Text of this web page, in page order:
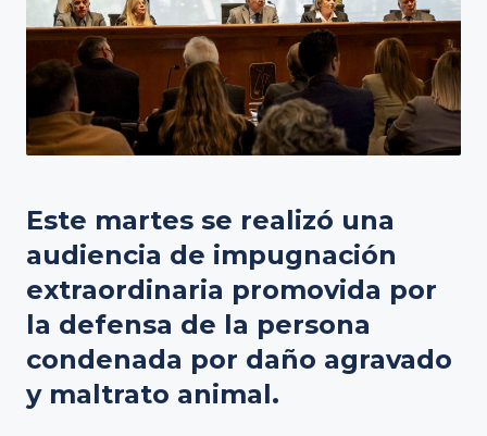
Este martes se realizó una
audiencia de impugnación
extraordinaria promovida por
la defensa de la persona
condenada por daño agravado
y maltrato animal.